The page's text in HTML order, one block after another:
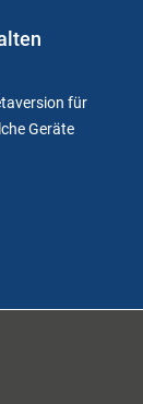
für
Geräte